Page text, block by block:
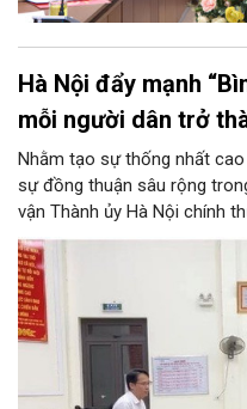
Hà Nội đẩy mạnh
mỗi người dân trở
Nhằm tạo sự thống nhất
sự đồng thuận sâu rộng
vận Thành ủy Hà Nội chính
tuyên truyền về Phong trào
không chỉ góp phần tăng tốc
NQ/TW của Thủ đô, mà còn
đời, đưa tri thức và kỹ năng
Đây được xem là bước đi
học tập mới, hướng tới phát
số, xã hội số và xã hội học